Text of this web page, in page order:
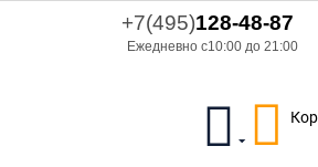
+7(495)128-48-87
Ежедневно с10:00 до 21:00